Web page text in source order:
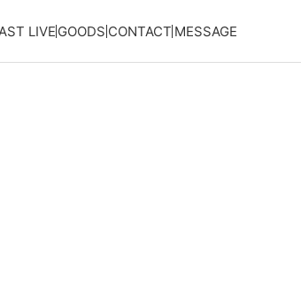
LIVE GOODS CONTACT MESSAGE